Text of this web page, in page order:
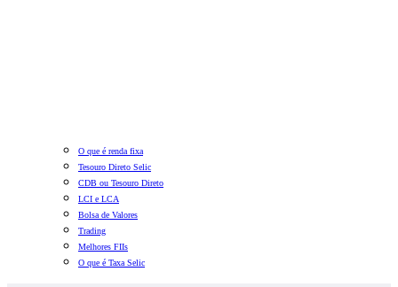
O que é renda fixa
Tesouro Direto Selic
CDB ou Tesouro Direto
LCI e LCA
Bolsa de Valores
Trading
Melhores FIIs
O que é Taxa Selic